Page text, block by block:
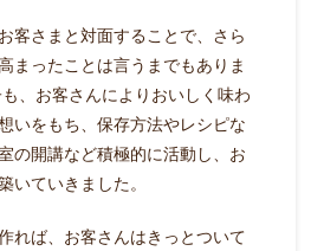
客さまと対面することで、さら
まったことは言うまでもありま
、お客さんによりおいしく味わ
いをもち、保存方法やレシピな
の開講など積極的に活動し、お
いていきました。
れば、お客さんはきっとついて